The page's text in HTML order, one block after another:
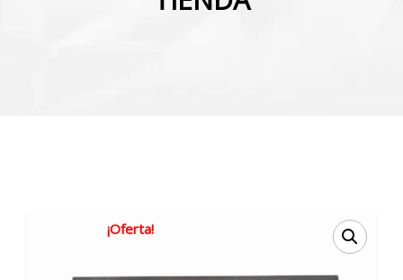
¡Oferta!